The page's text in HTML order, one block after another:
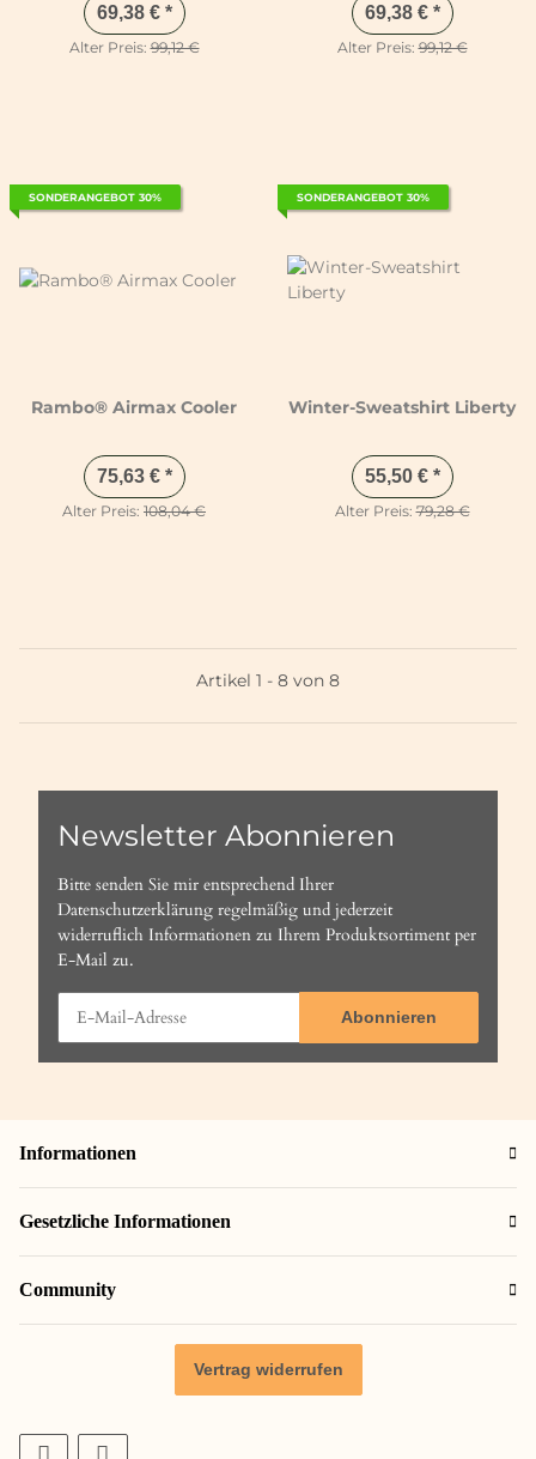
69,38 € *
Alter Preis:99,12 €
69,38 € *
Alter Preis:99,12 €
SONDERANGEBOT 30%
Rambo® Airmax Cooler
75,63 € *
Alter Preis: 108,04 €
SONDERANGEBOT 30%
Winter-Sweatshirt Liberty
55,50 € *
Alter Preis:79,28 €
Artikel 1 - 8 von 8
Newsletter Abonnieren
Bitte senden Sie mir entsprechend Ihrer
Datenschutzerklärung regelmäßig und jederzeit
widerruflich Informationen zu Ihrem Produktsortiment per
E-Mail zu.
Abonnieren
Informationen
Gesetzliche Informationen
Community
Vertrag widerrufen